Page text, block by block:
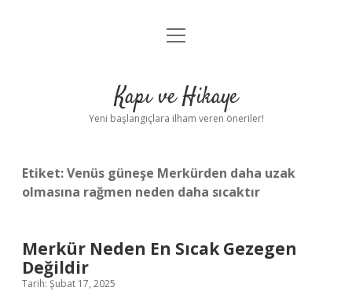
Anasayfa
Yasal Uyarı
menüyü
Kapı ve Hikaye
Yeni başlangıçlara ilham veren öneriler!
Etiket:Venüs güneşe Merkürden daha uzak
olmasına rağmen neden daha sıcaktır
Merkür Neden En Sıcak Gezegen
Değildir
Tarih: Şubat 17, 2025